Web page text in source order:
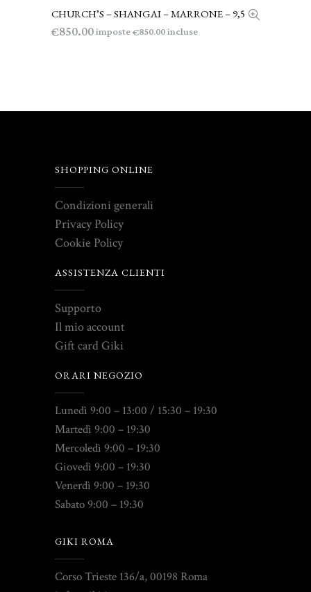
AGGIUNGI AL CARRELLO
CHURCH’S – SHANGAI – MARRONE – 9,5
€850.00imposte€850.00incluse
SHOPPING ONLINE
Condizioni generali
Privacy Policy
Cookie Policy
ASSISTENZA CLIENTI
Supporto
Il mio account
Gift card Giki
ORARI NEGOZIO
Lunedì 9:00 – 13:00 / 15:30 – 19:30
Martedì 9:00 – 19:30
Mercoledì 9:00 – 19:30
Giovedì 9:00 – 19:30
Venerdì 9:00 – 19:30
Sabato 9:00 – 19:30
GIKI ROMA
Corso Trieste 136/a, 00198 Roma